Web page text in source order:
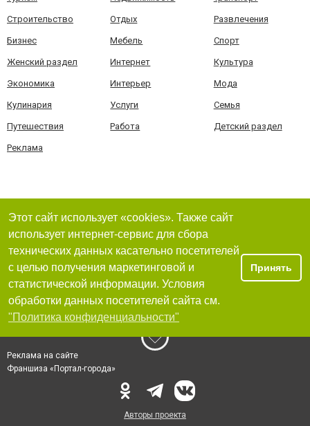
Строительство Отдых Развлечения
Бизнес Мебель Спорт
Женский раздел Интернет Культура
Экономика Интерьер Мода
Кулинария Услуги Семья
Путешествия Работа Детский раздел
Реклама
Этот сайт использует «cookies». Также сайт
использует интернет-сервис для сбора
технических данных касательно посетителей
с целью получения маркетинговой и
статистической информации. Условия
обработки данных посетителей сайта см.
"Политика конфиденциальности"
Принять
Реклама на сайте
Франшиза «Портал-города»
Авторы проекта